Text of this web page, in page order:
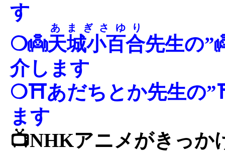
す
❍👼天城小百合
あまぎさゆり
先生の
介します
❍⛩あだちとか先生の
ます
📺NHKアニメがきっか